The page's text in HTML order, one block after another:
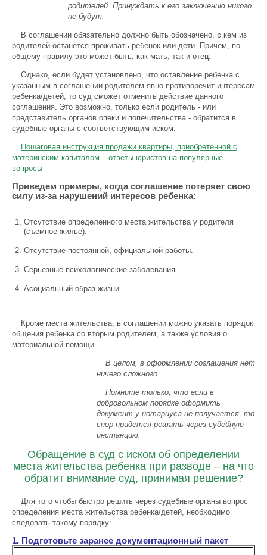
родителей. Принуждать к его заключению никого
не будут.
В соглашении обязательно должно быть обозначено, с кем из
родителей останется проживать ребенок или дети. Причем, по
общему правилу это может быть, как мать, так и отец.
Однако, если будет установлено, что оставление ребенка с
указанным в соглашении родителем явно противоречит интересам
ребенка/детей, то суд сможет отменить действие данного
соглашения. Это возможно, только если родитель - или
представитель органов опеки и попечительства - обратится в
судебные органы с соответствующим иском.
Пошаговая инструкция продажи квартиры, приобретенной с
материнским капиталом – ответы юристов на популярные
вопросы
Приведем примеры, когда соглашение потеряет свою
силу из-за нарушений интересов ребенка:
Отсутствие определенного места жительства у родителя
(съемное жилье).
Отсутствие постоянной, официальной работы.
Серьезные психологические заболевания.
Асоциальный образ жизни.
Кроме места жительства, в соглашении можно указать порядок
общения ребенка со вторым родителем, а также условия о
материальной помощи.
В целом, в оформлении соглашения нет
ничего сложного.
Помните только, что если в
добровольном порядке оформить
документ у нотариуса не получается, то
спор придется решать через судебную
инстанцию.
Обращение в суд с иском об определении
места жительства ребенка при разводе – на что
обратит внимание суд, принимая решение?
Для того чтобы быстро решить через судебные органы вопрос
определения места жительства ребенка/детей, необходимо
следовать такому порядку:
1. Подготовьте заранее документационный пакет